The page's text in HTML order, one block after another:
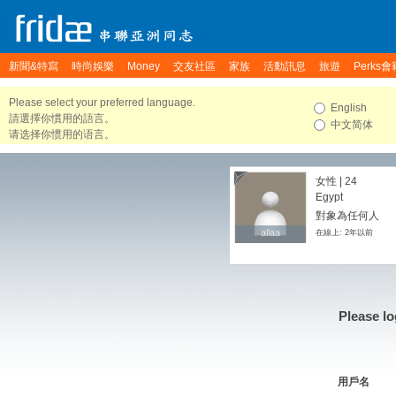
新聞&特寫 時尚娛樂 Money 交友社區 家族 活動訊息 旅遊 Perks會
Please select your preferred language.
請選擇你慣用的語言。
请选择你惯用的语言。
English
中文简体
allaa
allaa
女性 | 24
Egypt
對象為任何人
在線上: 2年以前
Please
用戶名